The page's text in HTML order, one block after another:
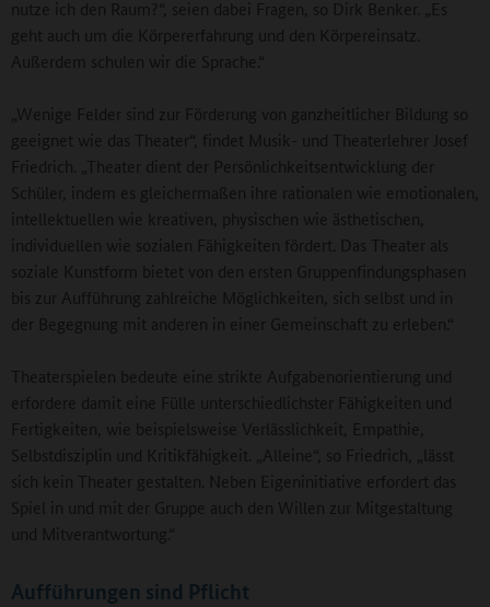
nutze ich den Raum?“, seien dabei Fragen, so Dirk Benker. „Es
geht auch um die Körpererfahrung und den Körpereinsatz.
Außerdem schulen wir die Sprache.“
„Wenige Felder sind zur Förderung von ganzheitlicher Bildung so
geeignet wie das Theater“, findet Musik- und Theaterlehrer Josef
Friedrich. „Theater dient der Persönlichkeitsentwicklung der
Schüler, indem es gleichermaßen ihre rationalen wie emotionalen,
intellektuellen wie kreativen, physischen wie ästhetischen,
individuellen wie sozialen Fähigkeiten fördert. Das Theater als
soziale Kunstform bietet von den ersten Gruppenfindungsphasen
bis zur Aufführung zahlreiche Möglichkeiten, sich selbst und in
der Begegnung mit anderen in einer Gemeinschaft zu erleben.“
Theaterspielen bedeute eine strikte Aufgabenorientierung und
erfordere damit eine Fülle unterschiedlichster Fähigkeiten und
Fertigkeiten, wie beispielsweise Verlässlichkeit, Empathie,
Selbstdisziplin und Kritikfähigkeit. „Alleine“, so Friedrich, „lässt
sich kein Theater gestalten. Neben Eigeninitiative erfordert das
Spiel in und mit der Gruppe auch den Willen zur Mitgestaltung
und Mitverantwortung.“
Aufführungen sind Pflicht